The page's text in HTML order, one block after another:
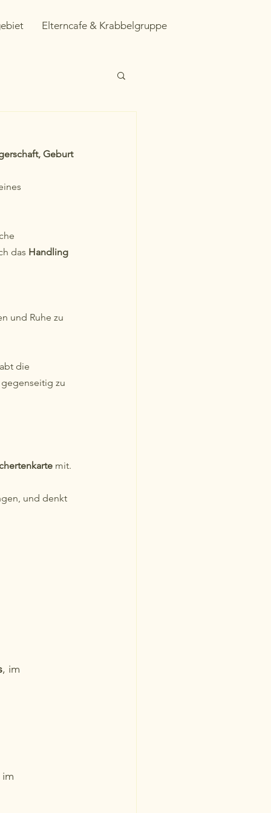
Elterncafe & Krabbelgruppe
Geburt
das Handling
und Ruhe zu
die
zu
mit.
und denkt
, im
im